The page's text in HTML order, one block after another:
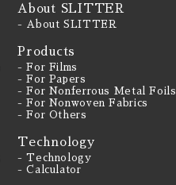
About SLITTER
- About SLITTER
Products
- For Films
- For Papers
- For Nonferrous Metal Foils
- For Nonwoven Fabrics
- For Others
Technology
- Technology
- Calculator